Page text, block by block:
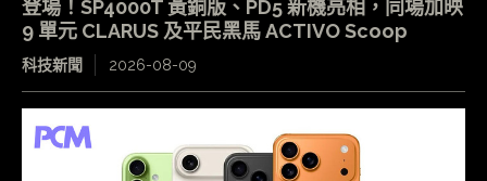
登場！SP4000T 黃銅版、PD5 新機亮相，同場加映
9 單元 CLARUS 及平民黑馬 ACTIVO Scoop
科技新聞 2026-08-09